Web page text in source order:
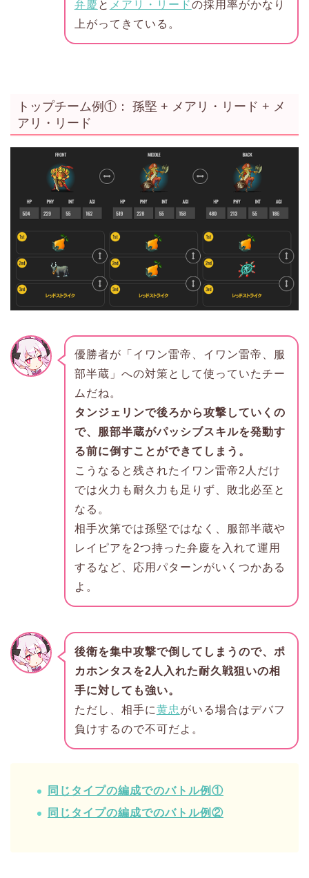
弁慶 と メアリ・リードの採用率がかなり
上がってきている。
トップチーム例①： 孫堅 + メアリ・リード + メ
アリ・リード
優勝者が「イワン雷帝、イワン雷帝、服
部半蔵」への対策として使っていたチー
ムだね。
タンジェリンで後ろから攻撃していくの
で、服部半蔵がパッシブスキルを発動す
る前に倒すことができてしまう。
こうなると残されたイワン雷帝2人だけ
では火力も耐久力も足りず、敗北必至と
なる。
相手次第では孫堅ではなく、服部半蔵や
レイピアを2つ持った弁慶を入れて運用
するなど、応用パターンがいくつかある
よ。
後衛を集中攻撃で倒してしまうので、ポ
カホンタスを2人入れた耐久戦狙いの相
手に対しても強い。
ただし、相手に黄忠 がいる場合はデバフ
負けするので不可だよ。
同じタイプの編成でのバトル例①
同じタイプの編成でのバトル例②